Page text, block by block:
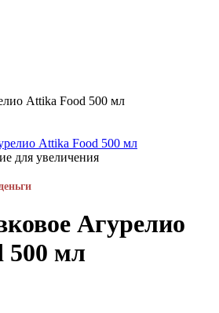
Attika Food 500 мл
для увеличения
Агурелио
500 мл